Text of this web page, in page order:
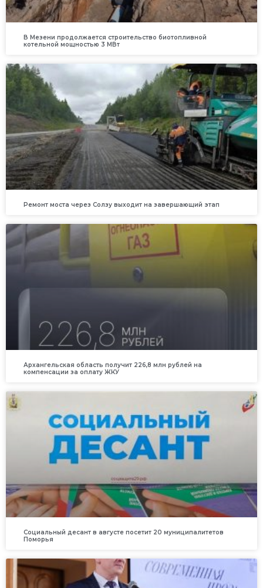
В Мезени продолжается строительство биотопливной
котельной мощностью 3 МВт
Ремонт моста через Солзу выходит на завершающий этап
Архангельская область получит 226,8 млн рублей на
компенсации за оплату ЖКУ
Социальный десант в августе посетит 20 муниципалитетов
Поморья